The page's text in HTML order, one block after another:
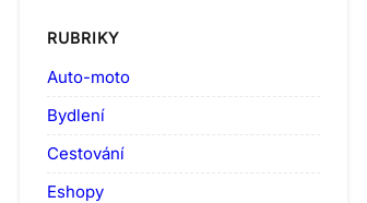
RUBRIKY
Auto-moto
Bydlení
Cestování
Eshopy